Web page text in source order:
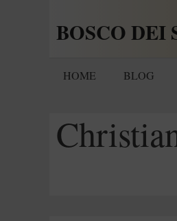
BOSCO DEI
HOME BLOG